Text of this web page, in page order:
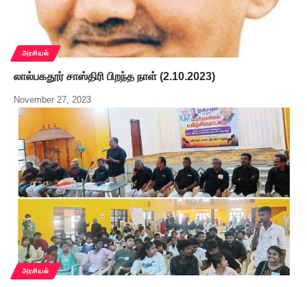
அரசியல்
லால்பகதூர் சாஸ்திரி பிறந்த நாள் (2.10.2023)
November 27, 2023
அரசியல்